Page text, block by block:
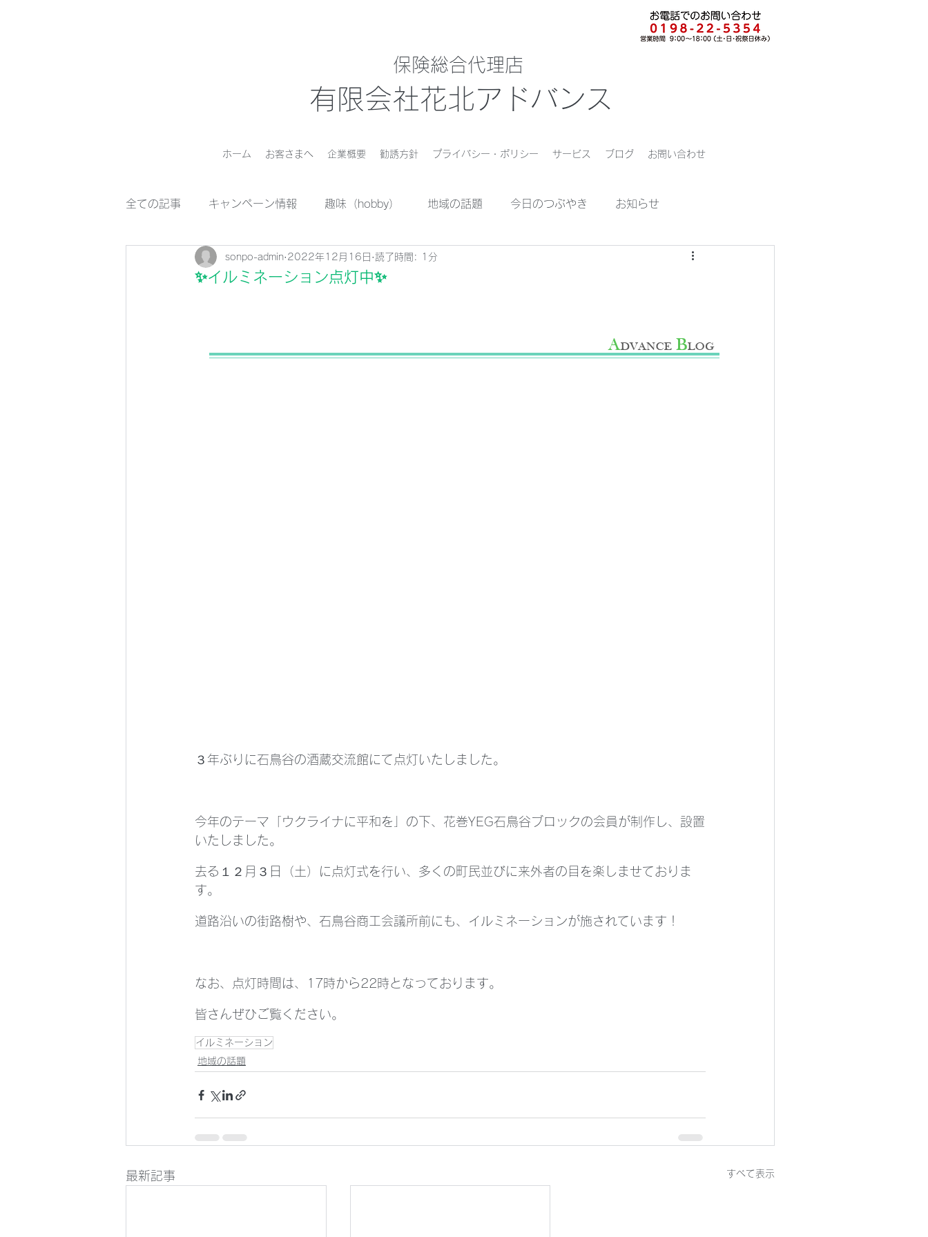
保険総合代理店
有限会社花北アドバンス
ホーム お客さまへ 企業概要 勧誘方針 プライバシー・ポリシー サービス ブログ お問い合わせ
全ての記事 キャンペーン情報 趣味（hobby） 地域の話題 今日のつぶやき お知らせ
✨イルミネーション点灯中✨
sonpo-admin 2022年12月16日 読了時間: 1分
３年ぶりに石鳥谷の酒蔵交流館にて点灯いたしました。
今年のテーマ「ウクライナに平和を」の下、花巻YEG石鳥谷ブロックの会員が制作し、設置
いたしました。
去る１２月３日（土）に点灯式を行い、多くの町民並びに来外者の目を楽しませておりま
す。
道路沿いの街路樹や、石鳥谷商工会議所前にも、イルミネーションが施されています！
なお、点灯時間は、17時から22時となっております。
皆さんぜひご覧ください。
イルミネーション
地域の話題
最新記事 すべて表示